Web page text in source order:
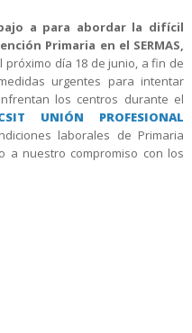
a para abordar la difícil
Primaria en el SERMAS,
día 18 de junio, a fin de
urgentes para intentar
los centros durante el
UNIÓN PROFESIONAL
laborales de Primaria
a nuestro compromiso con los